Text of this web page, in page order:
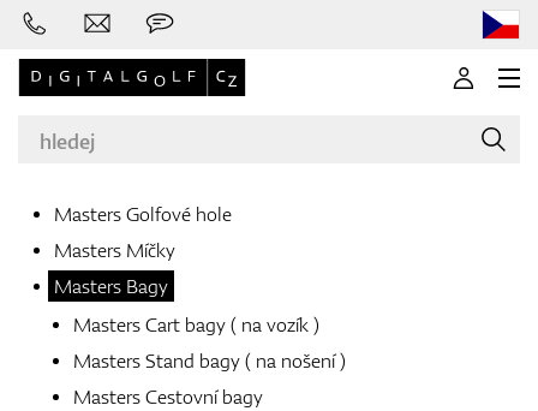
Golfové hole
Masters Golfové hole
Masters Míčky
Masters Bagy
Masters Cart bagy ( na vozík )
Masters Stand bagy ( na nošení )
Masters Cestovní bagy